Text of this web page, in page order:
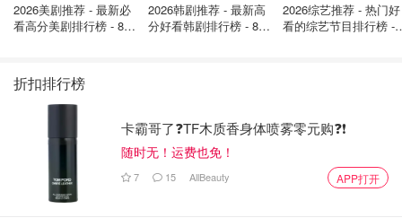
图片来自网友，版权属原作者
2026美剧推荐 - 最新必
看高分美剧排行榜 - 8月
2026韩剧推荐 - 最新高
分好看韩剧排行榜 - 8月
2026综艺推荐 - 热门好
看的综艺节目排行榜 -
折扣排行榜
卡霸哥了❓TF木质香身体喷雾零元购❓❗
随时无！运费也免！
7 15 AllBeauty APP打开